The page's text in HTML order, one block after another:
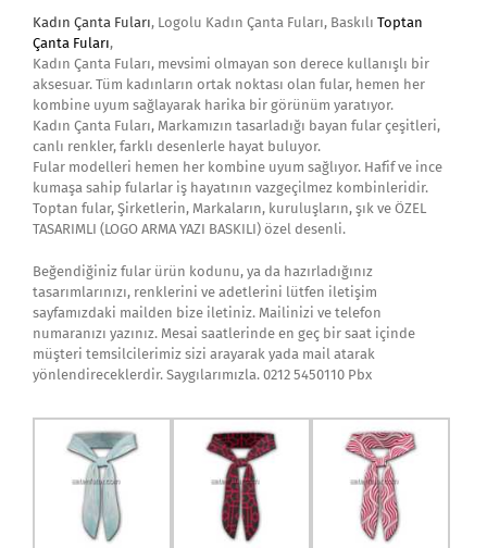
Kadın Çanta Fuları, Logolu Kadın Çanta Fuları, Baskılı Toptan
Çanta Fuları,
Kadın Çanta Fuları, mevsimi olmayan son derece kullanışlı bir
aksesuar. Tüm kadınların ortak noktası olan fular, hemen her
kombine uyum sağlayarak harika bir görünüm yaratıyor.
Kadın Çanta Fuları, Markamızın tasarladığı bayan fular çeşitleri,
canlı renkler, farklı desenlerle hayat buluyor.
Fular modelleri hemen her kombine uyum sağlıyor. Hafif ve ince
kumaşa sahip fularlar iş hayatının vazgeçilmez kombinleridir.
Toptan fular, Şirketlerin, Markaların, kuruluşların, şık ve ÖZEL
TASARIMLI (LOGO ARMA YAZI BASKILI) özel desenli.
Beğendiğiniz fular ürün kodunu, ya da hazırladığınız
tasarımlarınızı, renklerini ve adetlerini lütfen iletişim
sayfamızdaki mailden bize iletiniz. Mailinizi ve telefon
numaranızı yazınız. Mesai saatlerinde en geç bir saat içinde
müşteri temsilcilerimiz sizi arayarak yada mail atarak
yönlendireceklerdir. Saygılarımızla. 0212 5450110 Pbx